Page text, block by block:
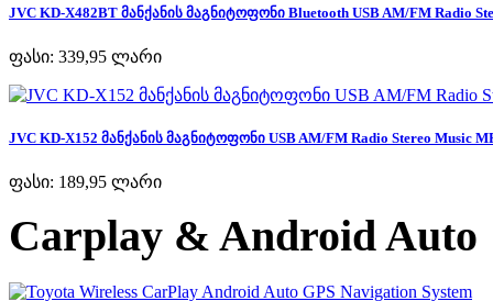
JVC KD-X482BT მანქანის მაგნიტოფონი Bluetooth USB AM/FM Radio
ფასი: 339,95 ლარი
JVC KD-X152 მანქანის მაგნიტოფონი USB AM/FM Radio Stereo Music
ფასი: 189,95 ლარი
Carplay & Android Auto